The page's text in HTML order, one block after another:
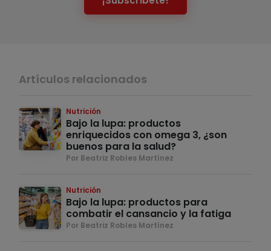
Artículos relacionados
Nutrición
Bajo la lupa: productos
enriquecidos con omega 3, ¿son
buenos para la salud?
Por Beatriz Robles Martínez
Nutrición
Bajo la lupa: productos para
combatir el cansancio y la fatiga
Por Beatriz Robles Martínez